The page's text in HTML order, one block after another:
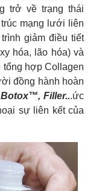
trở về trạng thái
mạng lưới liên
giảm điều tiết
hóa, lão hóa) và
tổng hợp Collagen
đồng hành hoàn
Botox™, Filler...ức
sự liên kết của